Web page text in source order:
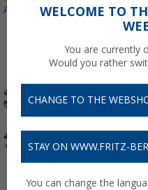
Art.-Nr.: 251900WELCOME TO
You are currently
Would you rather
CHANGE TO THE
STAY ON WWW.FRITZ-
You can change the